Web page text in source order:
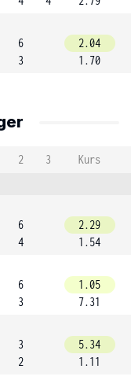
6
3
2.04
1.70
2 3
Kurs
6
4
2.29
1.54
6
3
1.05
7.31
3
2
5.34
1.11